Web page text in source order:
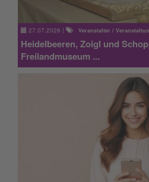
27.07.2026 | Veranstalter /
Heidelbeeren, Zoigl und
Freilandmuseum ...